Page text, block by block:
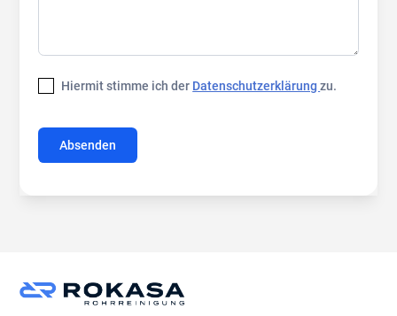
Hiermit stimme ich der Datenschutzerklärungzu.